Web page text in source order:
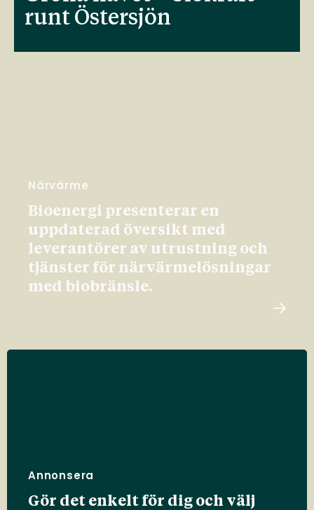
runt Östersjön
Närvärme
Bioenergi presenterar en
uppdaterad översikt med
leverantörer av utrustning och
tjänster för närvärmelösningar
med biobränsle.
Annonsera
Gör det enkelt för dig och välj